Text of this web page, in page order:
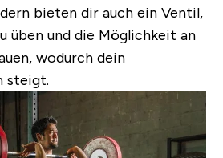
bieten dir auch ein Ventil,
üben und die Möglichkeit an
wodurch dein
steigt.